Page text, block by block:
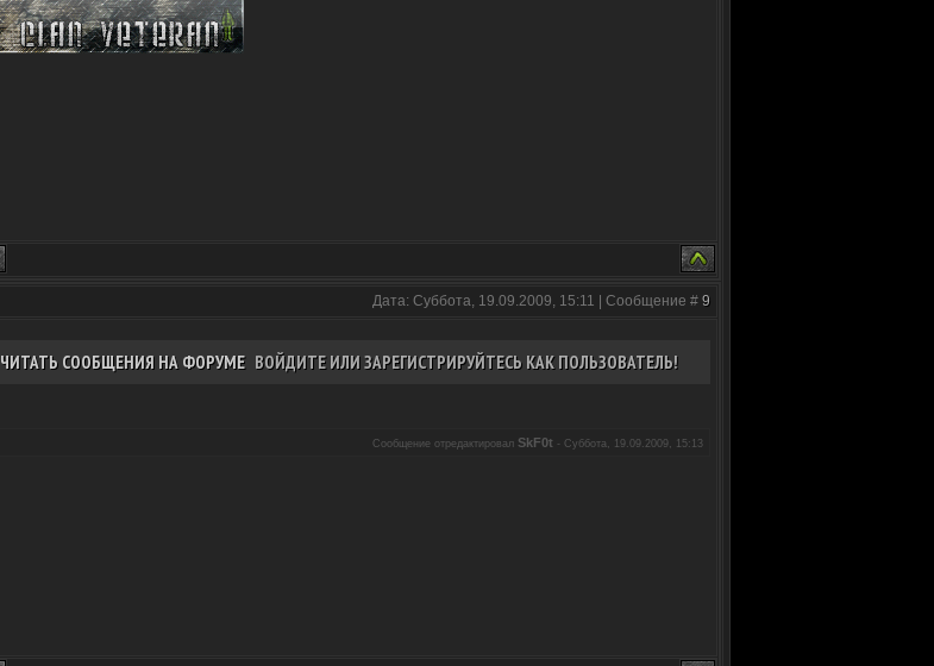
Дата: Суббота, 19.09.2009, 15:11 | Сообщение # 9
ЧИТАТЬ СООБЩЕНИЯ НА ФОРУМЕ ВОЙДИТЕ ИЛИ ЗАРЕГИСТРИРУЙТЕСЬ КАК ПОЛЬЗОВАТЕЛЬ!
Сообщение отредактировал SkF0t - Суббота, 19.09.2009, 15:13